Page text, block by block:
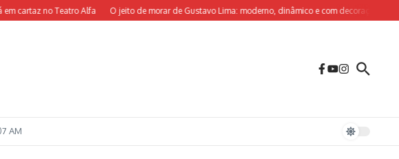
cartaz no Teatro Alfa O jeito de morar de Gustavo Lima: moderno, dinâmico e com decoração sob
AM